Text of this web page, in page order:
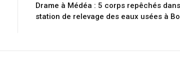
Drame à Médéa : 5 corps repêchés
station de relevage des eaux usées à